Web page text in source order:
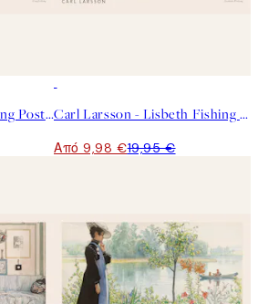
Carl Larsson - Crayfishing Poster Carl Larsson - Lisbeth Fishing Poster
Από 9,98 €19,95 €